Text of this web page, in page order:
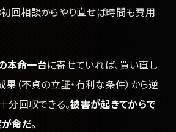
回相談からやり直せば時間も費用
本命一台に寄せていれば、買い直し
果（不貞の立証・有利な条件）から逆
分回収できる。被害が起きてからで
命だ。